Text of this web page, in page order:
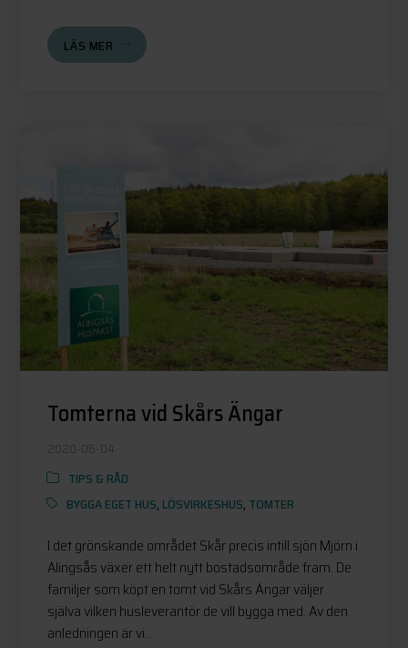
LÄS MER
Tomterna vid Skårs Ängar
2020-06-04
TIPS & RÅD
BYGGA EGET HUS, LÖSVIRKESHUS, TOMTER
I det grönskande området Skår precis intill sjön Mjörn i
Alingsås växer ett helt nytt bostadsområde fram. De
familjer som köpt en tomt vid Skårs Ängar väljer
själva vilken husleverantör de vill bygga med. Av den
anledningen är vi...